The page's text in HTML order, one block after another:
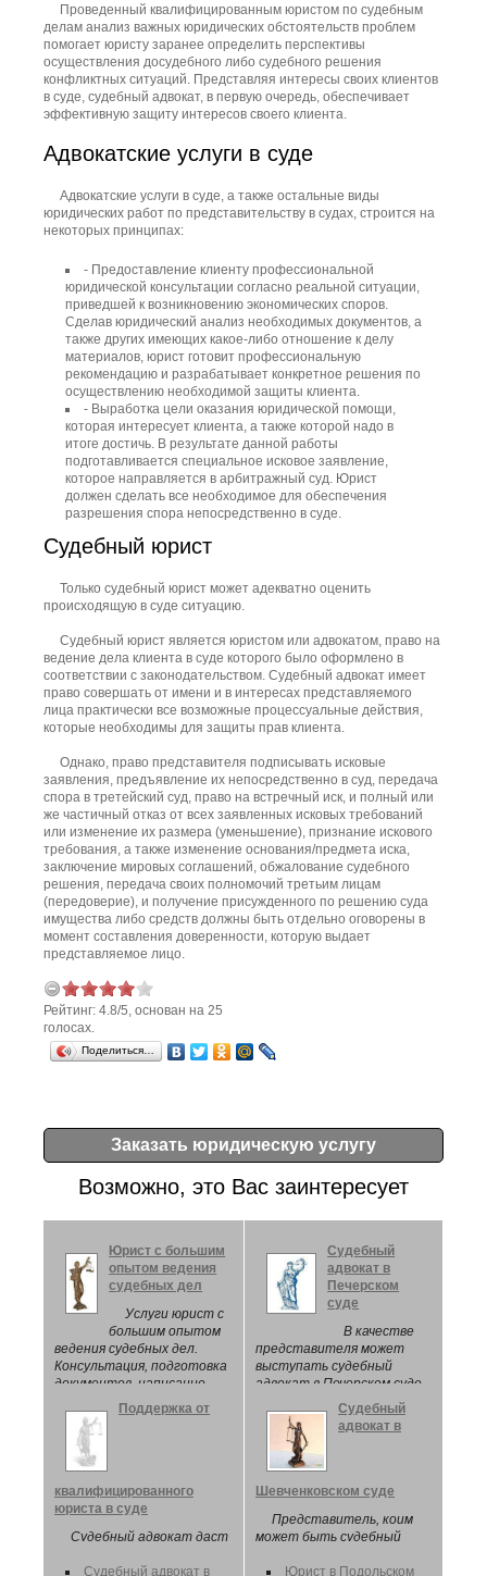
Проведенный квалифицированным юристом по судебным
делам анализ важных юридических обстоятельств проблем
помогает юристу заранее определить перспективы
осуществления досудебного либо судебного решения
конфликтных ситуаций. Представляя интересы своих клиентов
в суде, судебный адвокат, в первую очередь, обеспечивает
эффективную защиту интересов своего клиента.
Адвокатские услуги в суде
Адвокатские услуги в суде, а также остальные виды
юридических работ по представительству в судах, строится на
некоторых принципах:
- Предоставление клиенту профессиональной
юридической консультации согласно реальной ситуации,
приведшей к возникновению экономических споров.
Сделав юридический анализ необходимых документов, а
также других имеющих какое-либо отношение к делу
материалов, юрист готовит профессиональную
рекомендацию и разрабатывает конкретное решения по
осуществлению необходимой защиты клиента.
- Выработка цели оказания юридической помощи,
которая интересует клиента, а также которой надо в
итоге достичь. В результате данной работы
подготавливается специальное исковое заявление,
которое направляется в арбитражный суд. Юрист
должен сделать все необходимое для обеспечения
разрешения спора непосредственно в суде.
Судебный юрист
Только судебный юрист может адекватно оценить
происходящую в суде ситуацию.
Судебный юрист является юристом или адвокатом, право на
ведение дела клиента в суде которого было оформлено в
соответствии с законодательством. Судебный адвокат имеет
право совершать от имени и в интересах представляемого
лица практически все возможные процессуальные действия,
которые необходимы для защиты прав клиента.
Однако, право представителя подписывать исковые
заявления, предъявление их непосредственно в суд, передача
спора в третейский суд, право на встречный иск, и полный или
же частичный отказ от всех заявленных исковых требований
или изменение их размера (уменьшение), признание искового
требования, а также изменение основания/предмета иска,
заключение мировых соглашений, обжалование судебного
решения, передача своих полномочий третьим лицам
(передоверие), и получение присужденного по решению суда
имущества либо средств должны быть отдельно оговорены в
момент составления доверенности, которую выдает
представляемое лицо.
Рейтинг: 4.8/5, основан на 25
голосах.
Поделиться…
Заказать юридическую услугу
Возможно, это Вас заинтересует
Юрист с большим
опытом ведения
судебных дел
Услуги юрист с
большим опытом
ведения судебных дел.
Консультация, подготовка
документов, написание
искового заявления в суд.
Поддержка от
квалифицированного
юриста в суде
Судебный адвокат даст
консультацию, объяснит
Судебный адвокат в
Судебный
адвокат в
Печерском
суде
В качестве
представителя может
выступать судебный
адвокат в Печерском суде.
Судебный
адвокат в
Шевченковском суде
Представитель, коим
может быть судебный
суде, выполняет
Юрист в Подольском